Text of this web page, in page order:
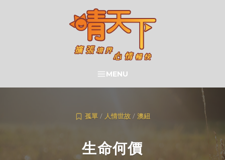
晴天下 SHININGMEUP
SEARCH
MENU
孤單 / 人情世故 / 澳紐
生命何價